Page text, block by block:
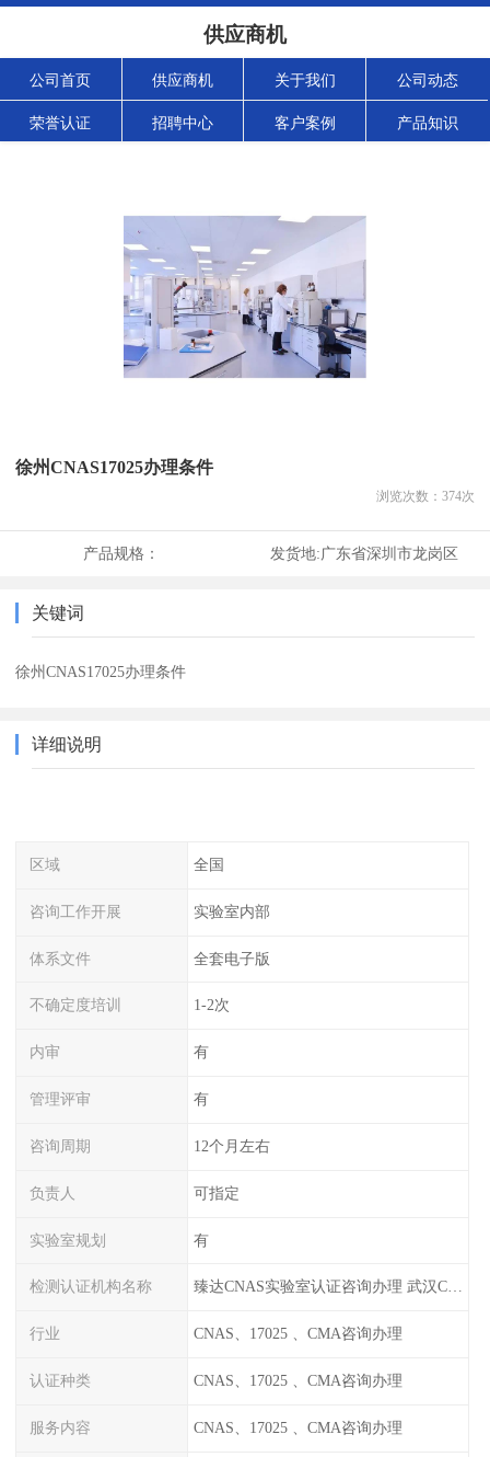
供应商机
公司首页 供应商机 关于我们 公司动态
荣誉认证 招聘中心 客户案例 产品知识
徐州CNAS17025办理条件
浏览次数： 374次
产品规格： 发货地:广东省深圳市龙岗区
关键词
徐州CNAS17025办理条件
详细说明
区域 全国
咨询工作开展 实验室内部
体系文件 全套电子版
不确定度培训 1-2次
内审 有
管理评审 有
咨询周期 12个月左右
负责人 可指定
实验室规划 有
检测认证机构名称 臻达CNAS实验室认证咨询办理 武汉CNAS实验室认可办理
行业 CNAS、17025 、CMA咨询办理
认证种类 CNAS、17025 、CMA咨询办理
服务内容 CNAS、17025 、CMA咨询办理